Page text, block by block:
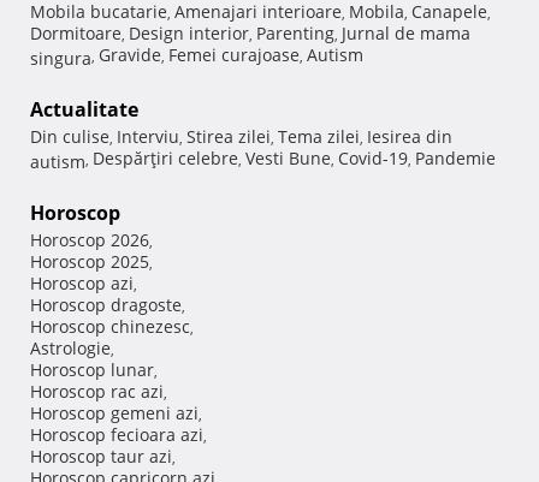
Mobila bucatarie, Amenajari interioare, Mobila, Canapele,
Dormitoare, Design interior, Parenting, Jurnal de mama
singura, Gravide, Femei curajoase, Autism
Actualitate
Din culise, Interviu, Stirea zilei, Tema zilei, Iesirea din
autism, Despărţiri celebre, Vesti Bune, Covid-19, Pandemie
Horoscop
Horoscop 2026,
Horoscop 2025,
Horoscop azi,
Horoscop dragoste,
Horoscop chinezesc,
Astrologie,
Horoscop lunar,
Horoscop rac azi,
Horoscop gemeni azi,
Horoscop fecioara azi,
Horoscop taur azi,